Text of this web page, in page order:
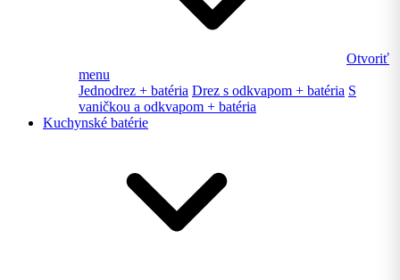
Otvoriť
menu
Jednodrez + batéria Drez s odkvapom + batéria S
vaničkou a odkvapom + batéria
Kuchynské batérie